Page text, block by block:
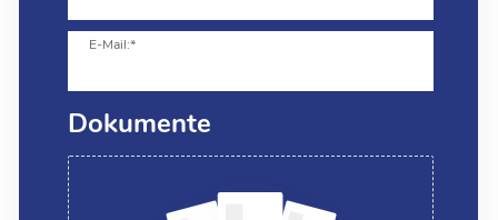
E-Mail:*
Dokumente